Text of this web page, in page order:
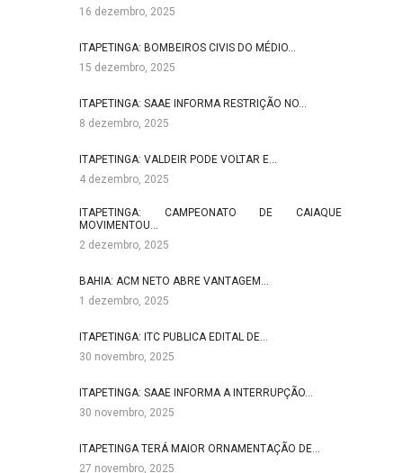
16 dezembro, 2025
ITAPETINGA: BOMBEIROS CIVIS DO MÉDIO…
15 dezembro, 2025
ITAPETINGA: SAAE INFORMA RESTRIÇÃO NO…
8 dezembro, 2025
ITAPETINGA: VALDEIR PODE VOLTAR E…
4 dezembro, 2025
ITAPETINGA: CAMPEONATO DE CAIAQUE
MOVIMENTOU…
2 dezembro, 2025
BAHIA: ACM NETO ABRE VANTAGEM…
1 dezembro, 2025
ITAPETINGA: ITC PUBLICA EDITAL DE…
30 novembro, 2025
ITAPETINGA: SAAE INFORMA A INTERRUPÇÃO…
30 novembro, 2025
ITAPETINGA TERÁ MAIOR ORNAMENTAÇÃO DE…
27 novembro, 2025